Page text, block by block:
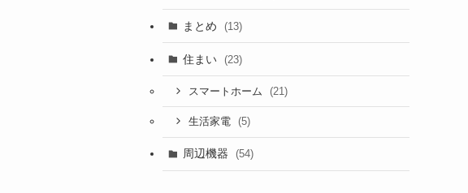
まとめ (13)
住まい (23)
スマートホーム (21)
生活家電 (5)
周辺機器 (54)